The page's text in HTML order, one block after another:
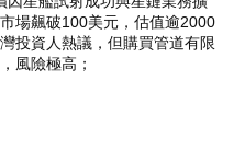
場飆破100美元，估值逾2000
投資人熱議，但購買管道有限
風險極高；